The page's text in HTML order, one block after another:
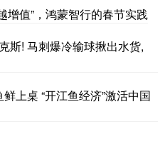
增值”，鸿蒙智行的春节实践
斯! 马刺爆冷输球揪出水货,
上桌 “开江鱼经济”激活中国